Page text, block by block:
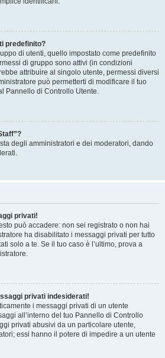
predefinito?
di utenti, quello impostato come predefinito
di gruppo sono attivi (in condizioni
attribuire al singolo utente, permessi diversi
può permetterti di modificare il tuo
Pannello di Controllo Utente.
degli amministratori e dei moderatori, dando
privati!
può accadere: non sei registrato o non hai
ha disabilitato i messaggi privati per tutto
solo a te. Se il tuo caso è l’ultimo, prova a
privati indesiderati!
i messaggi privati ​​di un utente
all’interno del tuo Pannello di Controllo
privati ​​abusivi da un particolare utente,
essi hanno il potere di impedire a un utente